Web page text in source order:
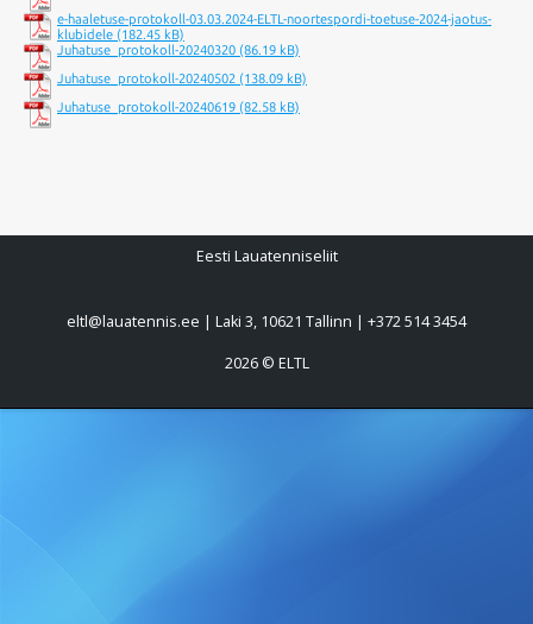
e-haaletuse-protokoll-03.03.2024-ELTL-noortespordi-toetuse-2024-jaotus-
klubidele
Juhatuse_protokoll-20240320
Juhatuse_protokoll-20240502
Juhatuse_protokoll-20240619
Eesti Lauatenniseliit
eltl@lauatennis.ee | Laki 3, 10621 Tallinn | +372 514 3454
2026 © ELTL